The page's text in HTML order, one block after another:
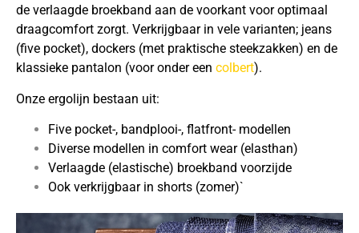
de verlaagde broekband aan de voorkant voor optimaal
draagcomfort zorgt. Verkrijgbaar in vele varianten; jeans
(five pocket), dockers (met praktische steekzakken) en de
klassieke pantalon (voor onder een colbert).
Onze ergolijn bestaan uit:
Five pocket-, bandplooi-, flatfront- modellen
Diverse modellen in comfort wear (elasthan)
Verlaagde (elastische) broekband voorzijde
Ook verkrijgbaar in shorts (zomer)`